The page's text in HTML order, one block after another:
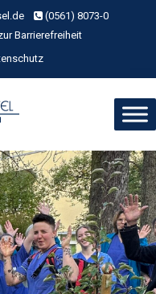
(0561) 8073-0
Barrierefreiheit